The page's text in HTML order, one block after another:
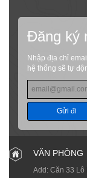
Đăng ký
Nhập địa chỉ
hệ thống sẽ tự
Gửi đi
VĂN PHÒNG
Add: Căn 33